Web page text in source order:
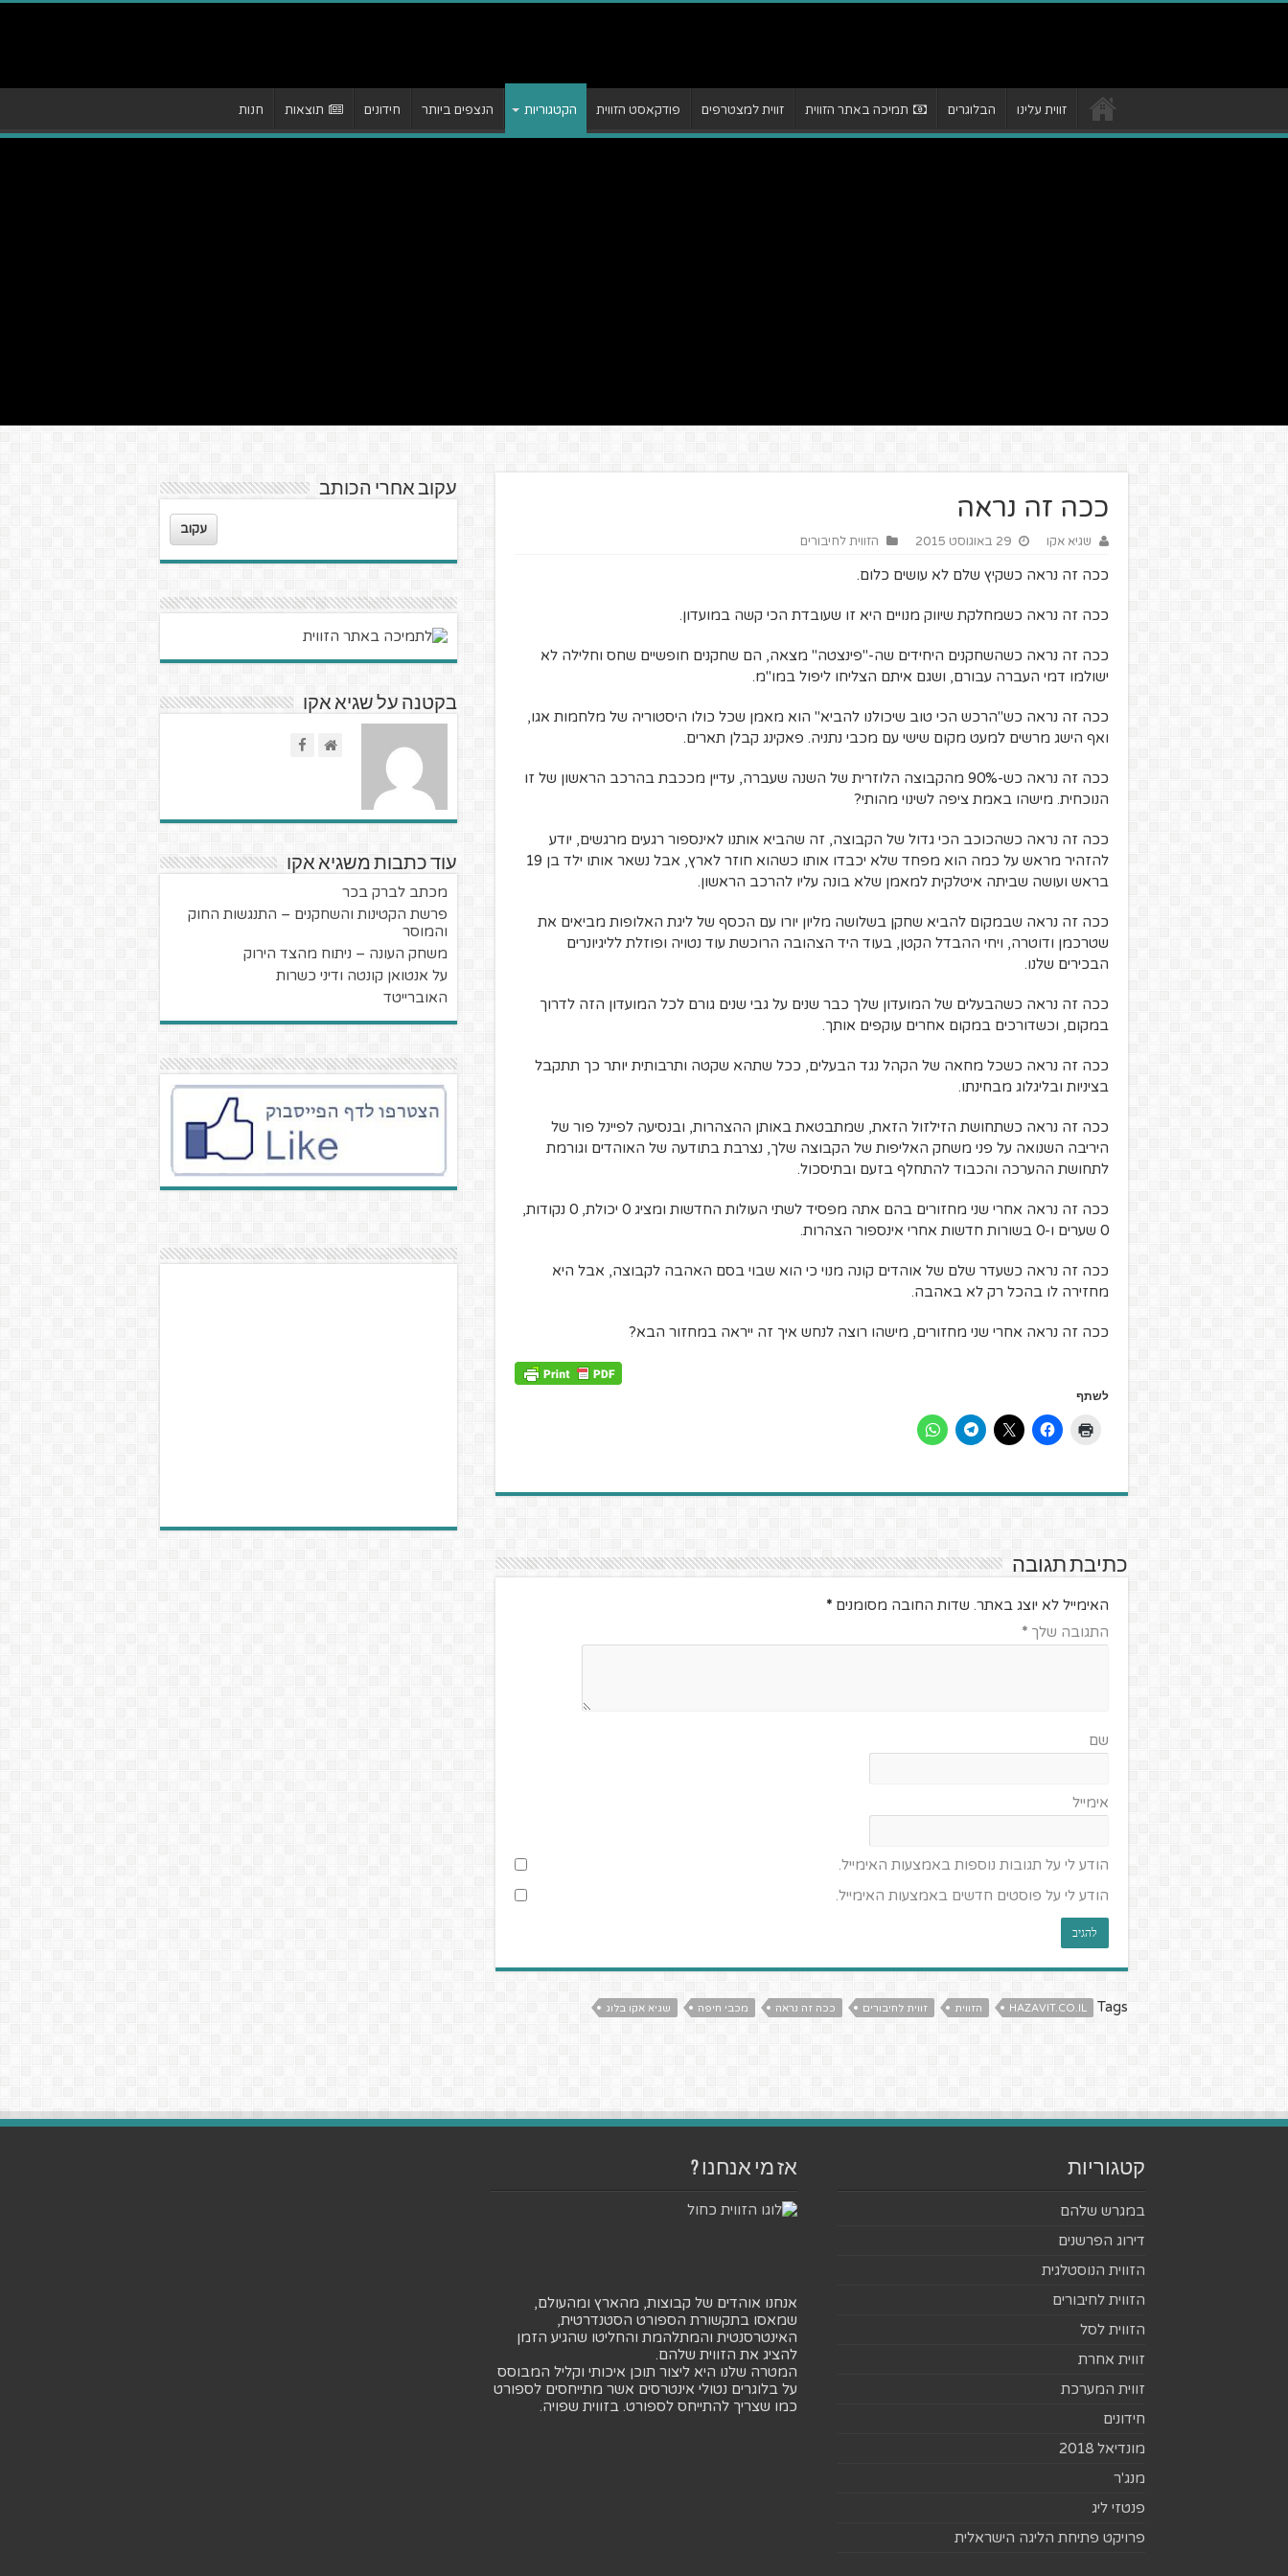
זווית עלינו הבלוגרים תמיכה באתר הזווית זווית למצטרפים פודקאסט הזווית הקטגוריות הנצפים ביותר חידונים תוצאות חנות
ככה זה נראה
שגיא אקו 29 באוגוסט 2015 הזווית לחיבורים
ככה זה נראה כשקיץ שלם לא עושים כלום.
ככה זה נראה כשמחלקת שיווק מנויים היא זו שעובדת הכי קשה במועדון.
ככה זה נראה כשהשחקנים היחידים שה-"פינצטה" מצאה, הם שחקנים חופשיים שחס וחלילה לא
ישולמו דמי העברה עבורם, ושגם איתם הצליחו ליפול במו"מ.
ככה זה נראה כש"הרכש הכי טוב שיכולנו להביא" הוא מאמן שכל כולו היסטוריה של מלחמות אגו,
ואף הישג מרשים למעט מקום שישי עם מכבי נתניה. פאקינג קבלן תארים.
ככה זה נראה כש-90% מהקבוצה הלוזרית של השנה שעברה, עדיין מככבת בהרכב הראשון של זו
הנוכחית. מישהו באמת ציפה לשינוי מהותי?
ככה זה נראה כשהכוכב הכי גדול של הקבוצה, זה שהביא אותנו לאינספור רגעים מרגשים, יודע
להזהיר מראש על כמה הוא מפחד שלא יכבדו אותו כשהוא חוזר לארץ, אבל נשאר אותו ילד בן 19
בראש ועושה שביתה איטלקית למאמן שלא בונה עליו להרכב הראשון.
ככה זה נראה שבמקום להביא שחקן בשלושה מליון יורו עם הכסף של ליגת האלופות מביאים את
שטרכמן ודוטרה, ויחי ההבדל הקטן, בעוד היד הצהובה הרוכשת עוד נטויה ופוזלת לליגיונרים
הבכירים שלנו.
ככה זה נראה כשהבעלים של המועדון שלך כבר שנים על גבי שנים גורם לכל המועדון הזה לדרוך
במקום, וכשדורכים במקום אחרים עוקפים אותך.
ככה זה נראה כשכל מחאה של הקהל נגד הבעלים, ככל שתהא שקטה ותרבותית יותר כך תתקבל
בציניות ובליגלוג מבחינתו.
ככה זה נראה כשתחושת הזילזול הזאת, שמתבטאת באותן ההצהרות, ובנסיעה לפיינל פור של
היריבה השנואה על פני משחק האליפות של הקבוצה שלך, נצרבת בתודעה של האוהדים וגורמת
לתחושת ההערכה והכבוד להתחלף בזעם ובתיסכול.
ככה זה נראה אחרי שני מחזורים בהם אתה מפסיד לשתי העולות החדשות ומציג 0 יכולת, 0 נקודות,
0 שערים ו-0 בשורות חדשות אחרי אינספור הצהרות.
ככה זה נראה כשעדר שלם של אוהדים קונה מנוי כי הוא שבוי בסם האהבה לקבוצה, אבל היא
מחזירה לו בהכל רק לא באהבה.
ככה זה נראה אחרי שני מחזורים, מישהו רוצה לנחש איך זה ייראה במחזור הבא?
לשתף
כתיבת תגובה
האימייל לא יוצג באתר. שדות החובה מסומנים *
התגובה שלך *
שם
אימייל
הודע לי על תגובות נוספות באמצעות האימייל.
הודע לי על פוסטים חדשים באמצעות האימייל.
Tags
HAZAVIT.CO.IL הזווית זווית לחיבורים ככה זה נראה מכבי חיפה שגיא אקו בלוג
עקוב אחרי הכותב
עקוב
בקטנה על שגיא אקו
עוד כתבות משגיא אקו
מכתב לברק בכר
פרשת הקטינות והשחקנים – התנגשות החוק
והמוסר
משחק העונה – ניתוח מהצד הירוק
על אנטואן קונטה ודיני כשרות
האוברייטד
קטגוריות
במגרש שלהם
דירוג הפרשנים
הזווית הנוסטלגית
הזווית לחיבורים
הזווית לסל
זווית אחרת
זווית המערכת
חידונים
מונדיאל 2018
מנג'ר
פנטזי ליג
פרויקט פתיחת הליגה הישראלית
אז מי אנחנו ?
אנחנו אוהדים של קבוצות, מהארץ ומהעולם,
שמאסו בתקשורת הספורט הסטנדרטית,
האינטרסנטית והמתלהמת והחליטו שהגיע הזמן
להציג את הזווית שלהם.
המטרה שלנו היא ליצור תוכן איכותי וקליל המבוסס
על בלוגרים נטולי אינטרסים אשר מתייחסים לספורט
כמו שצריך להתייחס לספורט. בזווית שפויה.